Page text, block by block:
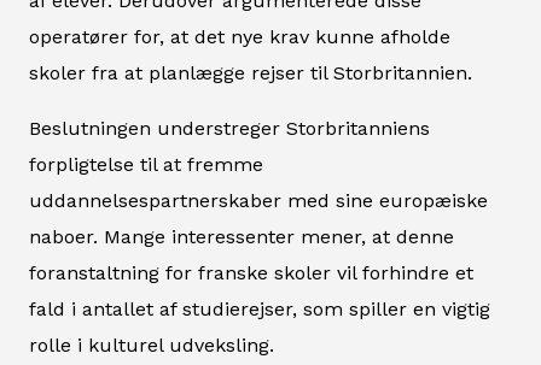
operatører for, at det nye krav kunne afholde
skoler fra at planlægge rejser til Storbritannien.
Beslutningen understreger Storbritanniens
forpligtelse til at fremme
uddannelsespartnerskaber med sine europæiske
naboer. Mange interessenter mener, at denne
foranstaltning for franske skoler vil forhindre et
fald i antallet af studierejser, som spiller en vigtig
rolle i kulturel udveksling.